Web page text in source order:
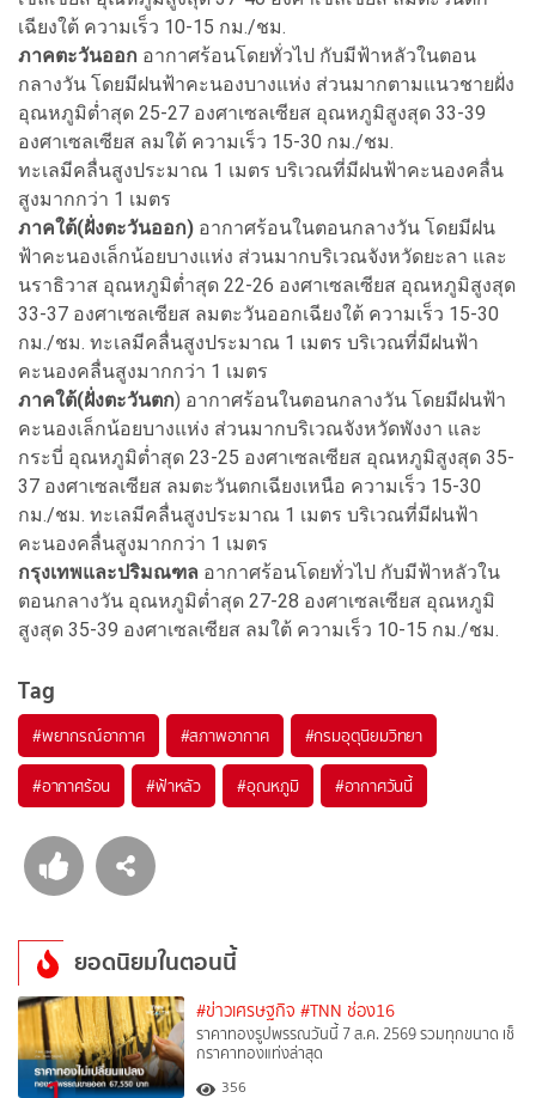
เฉียงใต้ ความเร็ว 10-15 กม./ชม.
ภาคตะวันออก อากาศร้อนโดยทั่วไป กับมีฟ้าหลัวในตอน
กลางวัน โดยมีฝนฟ้าคะนองบางแห่ง ส่วนมากตามแนวชายฝั่ง
อุณหภูมิต่ำสุด 25-27 องศาเซลเซียส อุณหภูมิสูงสุด 33-39
องศาเซลเซียส ลมใต้ ความเร็ว 15-30 กม./ชม.
ทะเลมีคลื่นสูงประมาณ 1 เมตร บริเวณที่มีฝนฟ้าคะนองคลื่น
สูงมากกว่า 1 เมตร
ภาคใต้(ฝั่งตะวันออก) อากาศร้อนในตอนกลางวัน โดยมีฝน
ฟ้าคะนองเล็กน้อยบางแห่ง ส่วนมากบริเวณจังหวัดยะลา และ
นราธิวาส อุณหภูมิต่ำสุด 22-26 องศาเซลเซียส อุณหภูมิสูงสุด
33-37 องศาเซลเซียส ลมตะวันออกเฉียงใต้ ความเร็ว 15-30
กม./ชม. ทะเลมีคลื่นสูงประมาณ 1 เมตร บริเวณที่มีฝนฟ้า
คะนองคลื่นสูงมากกว่า 1 เมตร
ภาคใต้(ฝั่งตะวันตก) อากาศร้อนในตอนกลางวัน โดยมีฝนฟ้า
คะนองเล็กน้อยบางแห่ง ส่วนมากบริเวณจังหวัดพังงา และ
กระบี่ อุณหภูมิต่ำสุด 23-25 องศาเซลเซียส อุณหภูมิสูงสุด 35-
37 องศาเซลเซียส ลมตะวันตกเฉียงเหนือ ความเร็ว 15-30
กม./ชม. ทะเลมีคลื่นสูงประมาณ 1 เมตร บริเวณที่มีฝนฟ้า
คะนองคลื่นสูงมากกว่า 1 เมตร
กรุงเทพและปริมณฑล อากาศร้อนโดยทั่วไป กับมีฟ้าหลัวใน
ตอนกลางวัน อุณหภูมิต่ำสุด 27-28 องศาเซลเซียส อุณหภูมิ
สูงสุด 35-39 องศาเซลเซียส ลมใต้ ความเร็ว 10-15 กม./ชม.
Tag
#พยากรณ์อากาศ #สภาพอากาศ #กรมอุตุนิยมวิทยา
#อากาศร้อน #ฟ้าหลัว #อุณหภูมิ #อากาศวันนี้
ยอดนิยมในตอนนี้
#ข่าวเศรษฐกิจ #TNN ช่อง16
ราคาทองรูปพรรณวันนี้ 7 ส.ค. 2569 รวมทุกขนาด เช็
กราคาทองแท่งล่าสุด
356